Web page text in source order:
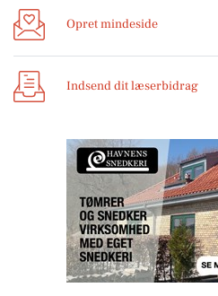
Opret mindeside
Indsend dit læserbidrag